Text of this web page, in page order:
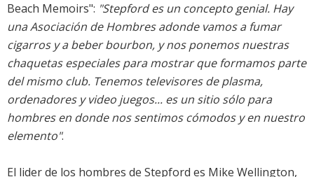
Beach Memoirs": "Stepford es un concepto genial. Hay
una Asociación de Hombres adonde vamos a fumar
cigarros y a beber bourbon, y nos ponemos nuestras
chaquetas especiales para mostrar que formamos parte
del mismo club. Tenemos televisores de plasma,
ordenadores y video juegos... es un sitio sólo para
hombres en donde nos sentimos cómodos y en nuestro
elemento".
El lider de los hombres de Stepford es Mike Wellington,